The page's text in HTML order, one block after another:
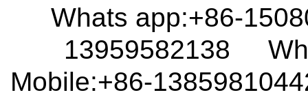
Whats app:+86-
13959582138
Mobile:+86-